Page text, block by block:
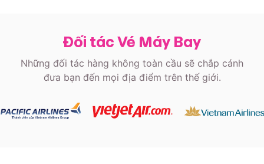
Đối tác Vé Máy Bay
Những đối tác hàng không toàn cầu sẽ chắp cánh
đưa bạn đến mọi địa điểm trên thế giới.